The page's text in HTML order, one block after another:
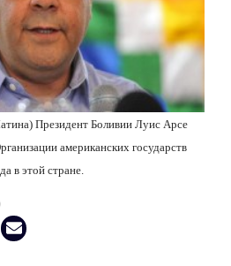
Президент Боливии Луис Арсе
американских государств
в этой стране.